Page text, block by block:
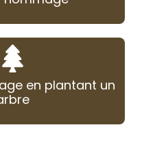
en plantant un